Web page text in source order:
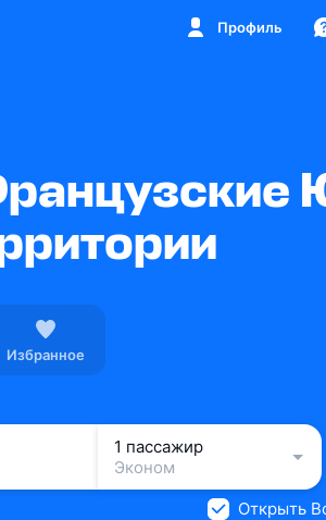
Профиль
Избранное
1 пассажир
Эконом
Открыть